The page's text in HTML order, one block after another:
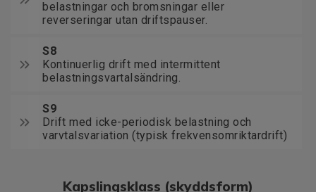
belastningar och bromsningar eller
reverseringar utan driftspauser.
S8
Kontinuerlig drift med intermittent
belastningsvartalsändring.
S9
Drift med icke-periodisk belastning och
varvtalsvariation (typisk frekvensomriktardrift)
Kapslingsklass (skyddsform)